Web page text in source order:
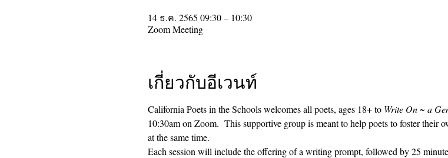
14 ธ.ค. 2565 09:30 – 10:30
Zoom Meeting
เกี่ยวกับอีเวนท์
California Poets in the Schools welcomes all poets, ages 18+ to Write On ~ a
10:30am on Zoom.  This supportive group is meant to help poets to foster
at the same time.
Each session will include the offering of a writing prompt, followed by 25